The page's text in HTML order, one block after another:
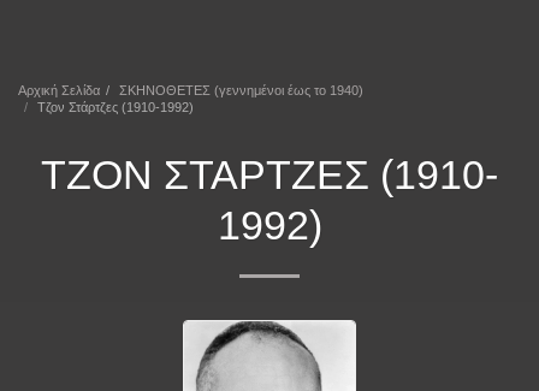
Αρχική Σελίδα
ΣΚΗΝΟΘΕΤΕΣ (γεννημένοι έως το 1940)
Τζον Στάρτζες (1910-1992)
ΤΖΟΝ ΣΤΆΡΤΖΕΣ (1910-
1992)